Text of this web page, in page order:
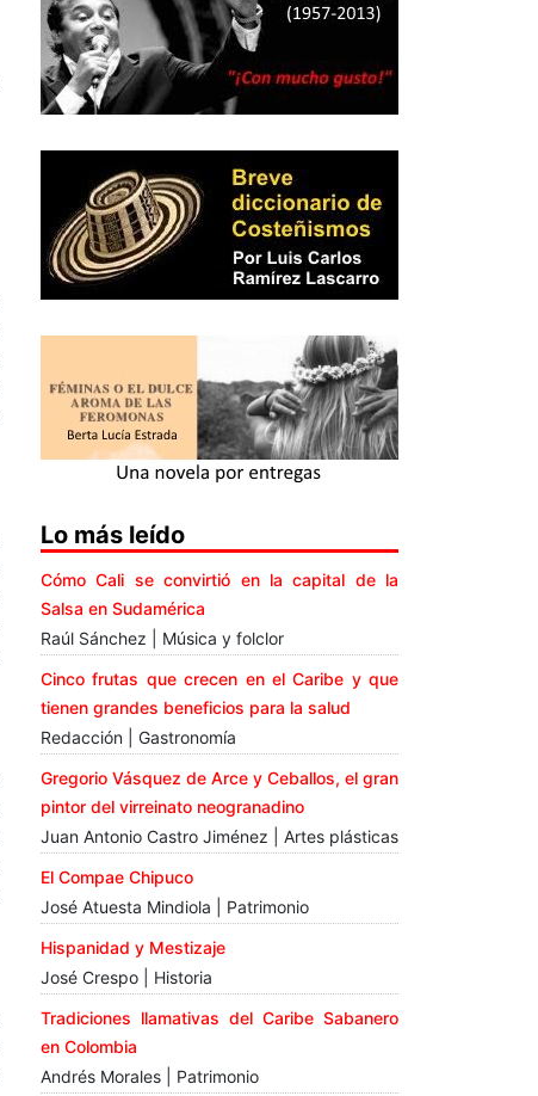
Lo más leído
Cómo Cali se convirtió en la capital de la
Salsa en Sudamérica
Raúl Sánchez | Música y folclor
Cinco frutas que crecen en el Caribe y que
tienen grandes beneficios para la salud
Redacción | Gastronomía
Gregorio Vásquez de Arce y Ceballos, el gran
pintor del virreinato neogranadino
Juan Antonio Castro Jiménez | Artes plásticas
El Compae Chipuco
José Atuesta Mindiola | Patrimonio
Hispanidad y Mestizaje
José Crespo | Historia
Tradiciones llamativas del Caribe Sabanero
en Colombia
Andrés Morales | Patrimonio